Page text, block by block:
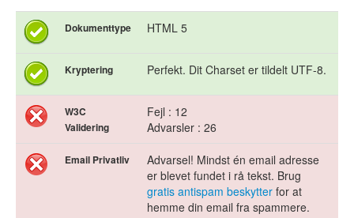
Dokumenttype HTML 5
Kryptering Perfekt. Dit Charset er tildelt UTF-8.
W3C
Validering
Fejl : 12
Advarsler : 26
Email Privatliv
Advarsel! Mindst én email adresse
er blevet fundet i rå tekst. Brug
gratis antispam beskytter for at
hemme din email fra spammere.